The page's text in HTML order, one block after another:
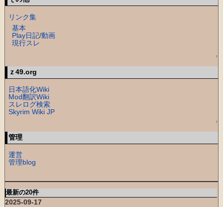
リンク集
基本
Play日記/動画
現行スレ
↑
ｚ49.org
日本語化Wiki
Mod翻訳Wiki
スレログ検索
Skyrim Wiki JP
↑
管理
運営
管理blog
最新の20件
2025-09-17